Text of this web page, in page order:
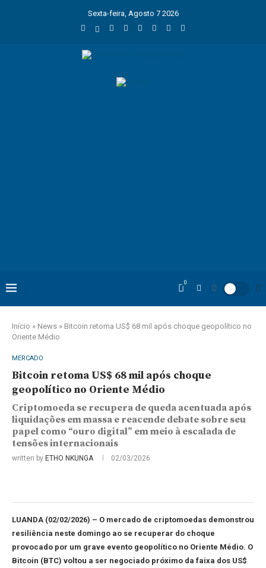
Sexta-feira, Agosto 7 2026
0
Início » News » Bitcoin retoma US$ 68 mil após choque geopolítico no
Oriente Médio
MERCADO
Bitcoin retoma US$ 68 mil após choque
geopolítico no Oriente Médio
Criptomoeda se recupera de queda acentuada após
liquidações em massa e reacende debate sobre seu
papel como “ouro digital” em meio à escalada de
tensões internacionais
written by ETHO NKUNGA 02/03/2026
LUANDA (02/02/2026) – O mercado de criptomoedas demonstrou
resiliência neste domingo ao se recuperar do choque
provocado por um grave evento geopolítico no Oriente Médio. O
Bitcoin (BTC) voltou a ser negociado próximo da faixa dos US$